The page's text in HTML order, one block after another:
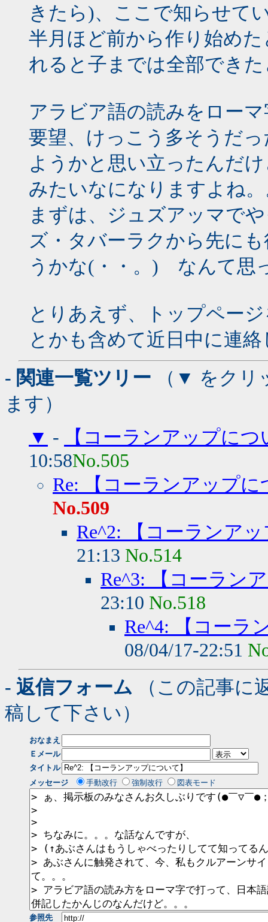
きたら)、ここで知らせて
半月ほど前から作り始め
れると子までは全部でき
アラビア語の読みをロー
要望、けっこう多そうだ
ようかと思い立ったんだ
みたいなになりますよね
まずは、ジュズアッマで
ズ・タバーラクから先に
うかな(・・。) なんて思
とりあえず、トップペー
とかも含めて近日中に連
- 関連一覧ツリー （▼ をクリ
ます）
▼ -
【コーランアップにつ
10:58No.505
Re: 【コーランアップに
No.509
Re^2: 【コーランア
21:13 No.514
Re^3: 【コーラン
23:10 No.518
Re^4: 【コーラ
08/04/17-22:51
- 返信フォーム （この記事に
稿して下さい）
おなまえ
Ｅメール
タイトル
メッセージ
手動改行 強制改行 図表モード
参照先